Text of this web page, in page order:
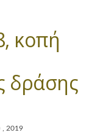
κοπή
δράσης
, 2019